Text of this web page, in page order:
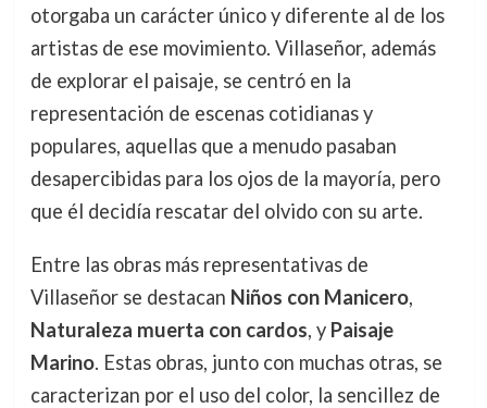
otorgaba un carácter único y diferente al de los
artistas de ese movimiento. Villaseñor, además
de explorar el paisaje, se centró en la
representación de escenas cotidianas y
populares, aquellas que a menudo pasaban
desapercibidas para los ojos de la mayoría, pero
que él decidía rescatar del olvido con su arte.
Entre las obras más representativas de
Villaseñor se destacan Niños con Manicero,
Naturaleza muerta con cardos, y Paisaje
Marino. Estas obras, junto con muchas otras, se
caracterizan por el uso del color, la sencillez de